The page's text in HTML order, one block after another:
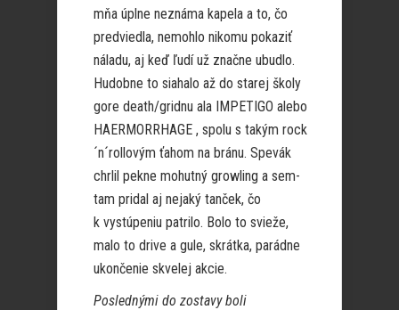
mňa úplne neznáma kapela a to, čo
predviedla, nemohlo nikomu pokaziť
náladu, aj keď ľudí už značne ubudlo.
Hudobne to siahalo až do starej školy
gore death/gridnu ala IMPETIGO alebo
HAERMORRHAGE , spolu s takým rock
´n´rollovým ťahom na bránu. Spevák
chrlil pekne mohutný growling a sem-
tam pridal aj nejaký tanček, čo
k vystúpeniu patrilo. Bolo to svieže,
malo to drive a gule, skrátka, parádne
ukončenie skvelej akcie.
Poslednými do zostavy boli